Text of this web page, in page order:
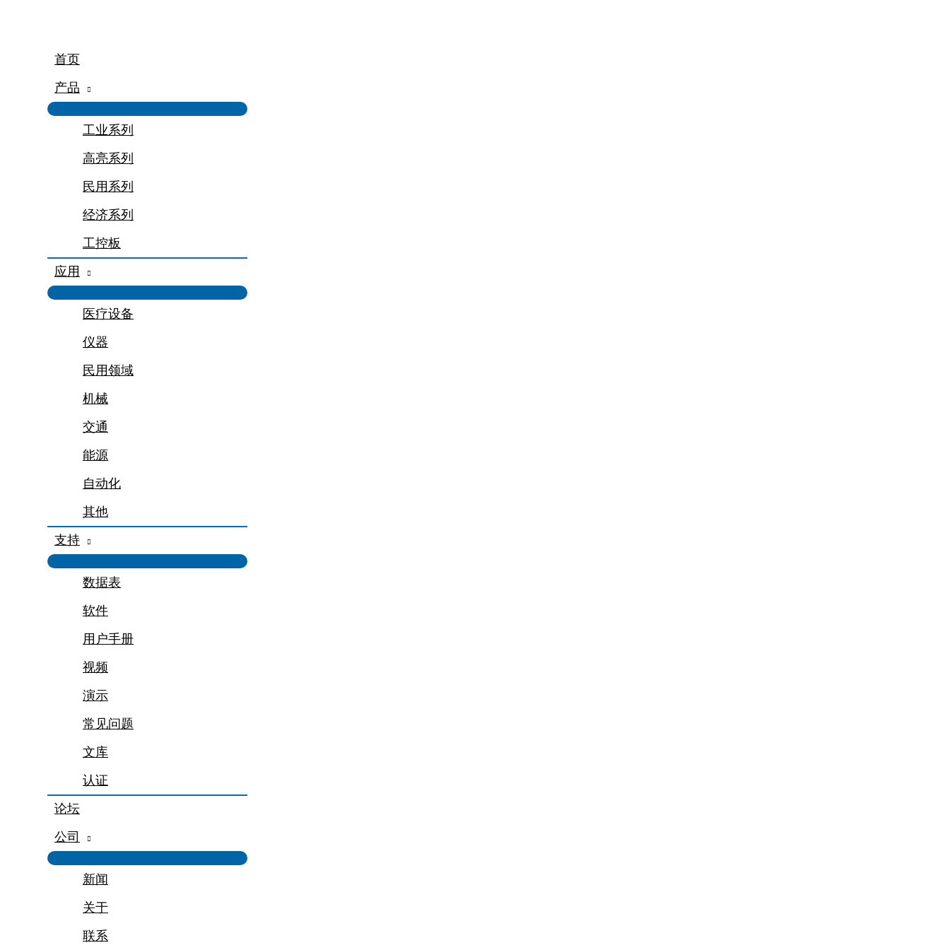
首页
产品
工业系列
高亮系列
民用系列
经济系列
工控板
应用
医疗设备
仪器
民用领域
机械
交通
能源
自动化
其他
支持
数据表
软件
用户手册
视频
演示
常见问题
文库
认证
论坛
公司
新闻
关于
联系